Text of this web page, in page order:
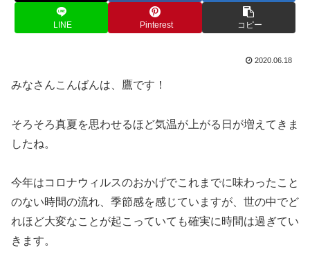
LINE Pinterest コピー
2020.06.18
みなさんこんばんは、鷹です！
そろそろ真夏を思わせるほど気温が上がる日が増えてきま
したね。
今年はコロナウィルスのおかげでこれまでに味わったこと
のない時間の流れ、季節感を感じていますが、世の中でど
れほど大変なことが起こっていても確実に時間は過ぎてい
きます。